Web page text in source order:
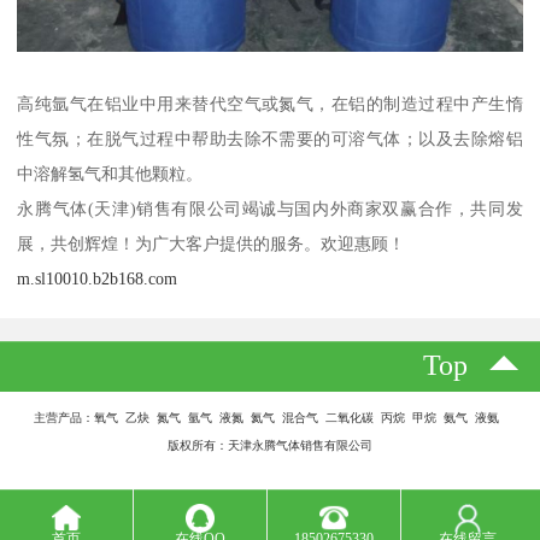
高纯氩气在铝业中用来替代空气或氮气，在铝的制造过程中产生惰
性气氛；在脱气过程中帮助去除不需要的可溶气体；以及去除熔铝
中溶解氢气和其他颗粒。
永腾气体(天津)销售有限公司竭诚与国内外商家双赢合作，共同发
展，共创辉煌！为广大客户提供的服务。欢迎惠顾！
m.sl10010.b2b168.com
Top
主营产品：氧气 乙炔 氮气 氩气 液氮 氦气 混合气 二氧化碳 丙烷 甲烷 氨气 液氨
版权所有：天津永腾气体销售有限公司